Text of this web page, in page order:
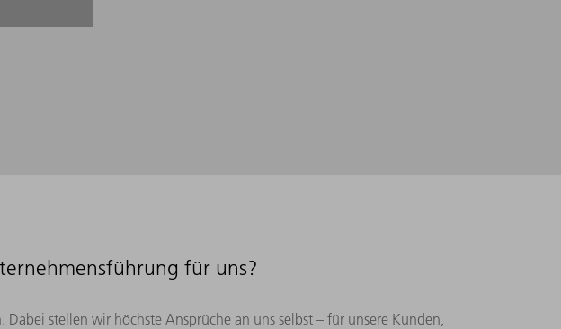
für uns?
stellen wir höchste Ansprüche an uns selbst – für unsere Kunden,